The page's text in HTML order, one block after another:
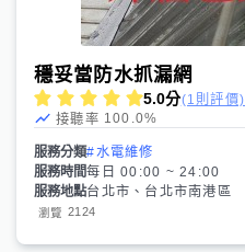
穩妥當防水抓漏網
5.0分(1則評價)
接聽率 100.0%
服務分類#水電維修
服務時間每日 00:00 ~ 24:00
服務地點台北市、台北市南港區
瀏覽 2124